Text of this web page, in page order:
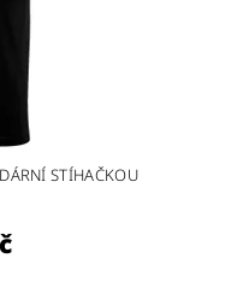
STÍHAČKOU